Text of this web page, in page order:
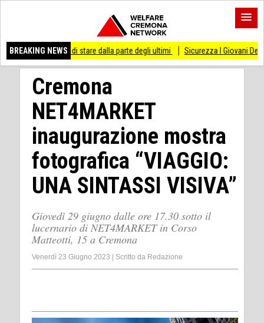
BREAKING NEWS
di stare dalla parte degli ultimi Sicurezza I Giovani Democratici
Cremona
NET4MARKET
inaugurazione mostra
fotografica “VIAGGIO:
UNA SINTASSI VISIVA”
Giovedì 29 giugno dalle ore 17.30 sotto il
lucernario di NET4MARKET in Corso
Matteotti, 15 a Cremona
Venerdì 23 Giugno 2023 Scritto da Redazione